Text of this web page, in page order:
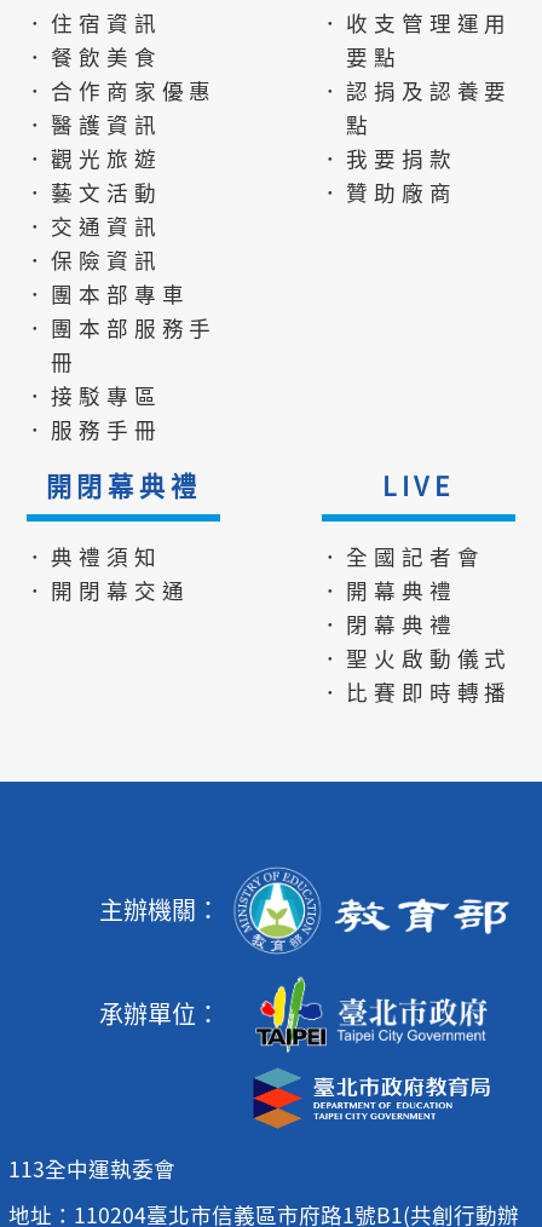
．住宿資訊
．餐飲美食
．合作商家優惠
．醫護資訊
．觀光旅遊
．藝文活動
．交通資訊
．保險資訊
．團本部專車
．團本部服務手
冊
．接駁專區
．服務手冊
．收支管理運用
要點
．認捐及認養要
點
．我要捐款
．贊助廠商
開閉幕典禮
．典禮須知
．開閉幕交通
LIVE
．全國記者會
．開幕典禮
．閉幕典禮
．聖火啟動儀式
．比賽即時轉播
主辦機關：
承辦單位：
113全中運執委會
地址：110204臺北市信義區市府路1號B1(共創行動辦